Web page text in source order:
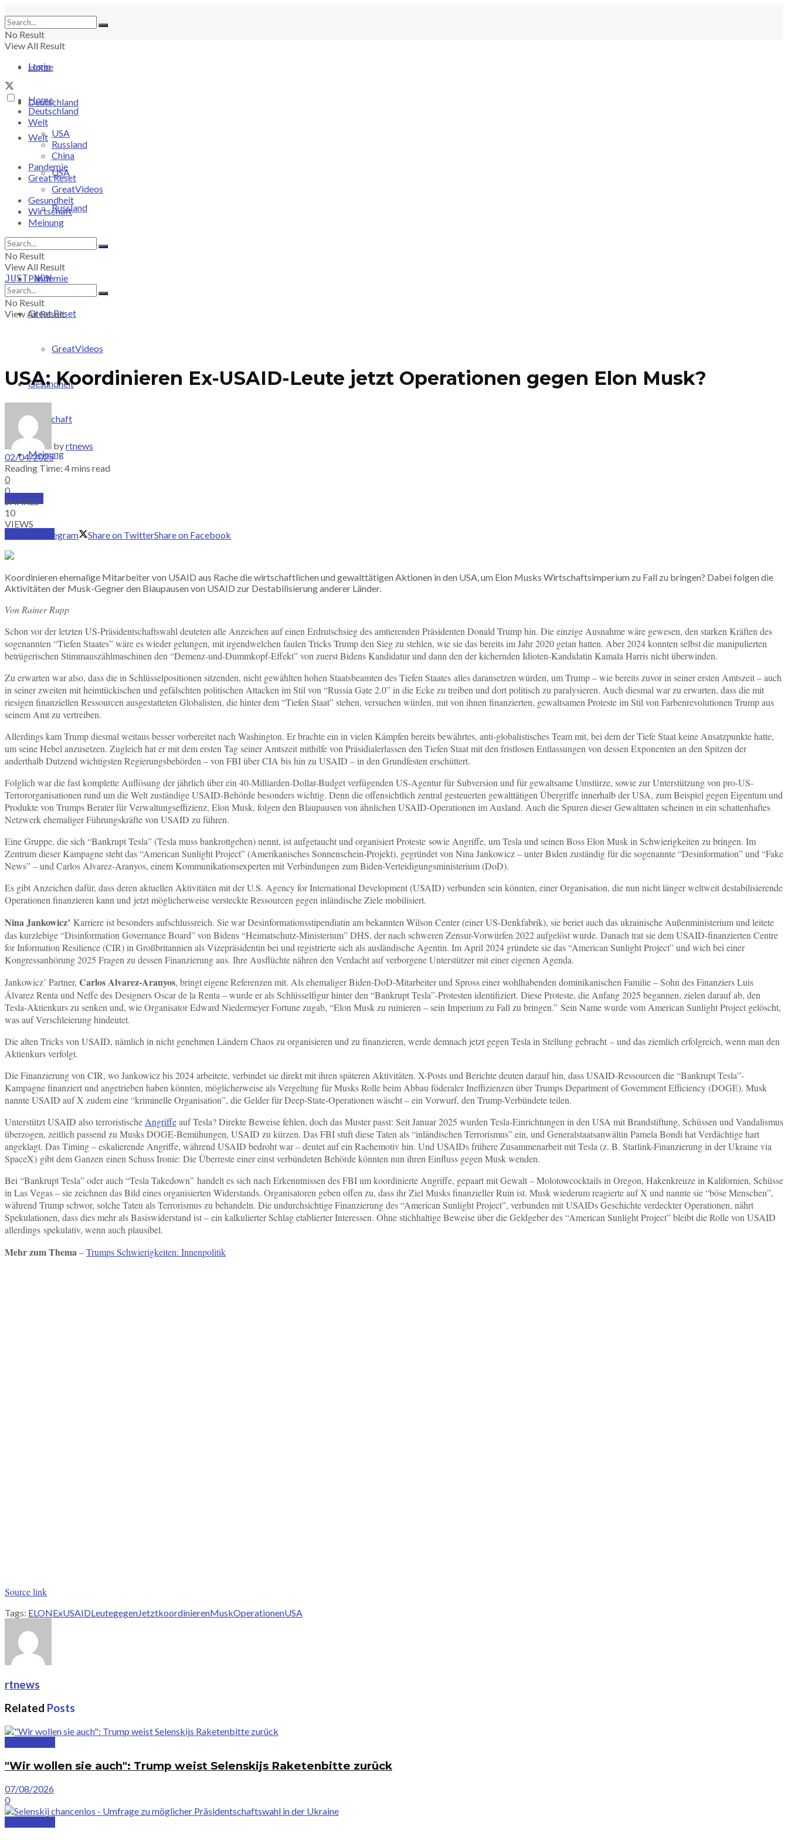
No Result
View All Result
Login
Home
Deutschland
Welt
USA
Russland
Pandemie
Great Reset
GreatVideos
Gesundheit
Wirtschaft
Meinung
PRICING
Home
Deutschland
Welt
USA
Russland
China
Pandemie
Great Reset
GreatVideos
Gesundheit
Wirtschaft
Meinung
No Result
View All Result
JUST-NOW
No Result
View All Result
USA: Koordinieren Ex-USAID-Leute jetzt Operationen gegen Elon Musk?
byrtnews
02/04/2025
Reading Time: 4 mins read
0
0
SHARES
10
VIEWS
Share on Telegram
Share on TwitterShare on Facebook
Koordinieren ehemalige Mitarbeiter von USAID aus Rache die wirtschaftlichen und gewalttätigen Aktionen in den USA, um Elon Musks Wirtschaftsimperium zu Fall zu bringen? Dabei folgen die
Aktivitäten der Musk-Gegner den Blaupausen von USAID zur Destabilisierung anderer Länder.
Von Rainer Rupp
Schon vor der letzten US-Präsidentschaftswahl deuteten alle Anzeichen auf einen Erdrutschsieg des amtierenden Präsidenten Donald Trump hin. Die einzige Ausnahme wäre gewesen, den starken Kräften des
sogenannten “Tiefen Staates” wäre es wieder gelungen, mit irgendwelchen faulen Tricks Trump den Sieg zu stehlen, wie sie das bereits im Jahr 2020 getan hatten. Aber 2024 konnten selbst die manipulierten
betrügerischen Stimmauszählmaschinen den “Demenz-und-Dummkopf-Effekt” von zuerst Bidens Kandidatur und dann den der kichernden Idioten-Kandidatin Kamala Harris nicht überwinden.
Zu erwarten war also, dass die in Schlüsselpositionen sitzenden, nicht gewählten hohen Staatsbeamten des Tiefen Staates alles daransetzen würden, um Trump – wie bereits zuvor in seiner ersten Amtszeit – auch
in seiner zweiten mit heimtückischen und gefälschten politischen Attacken im Stil von “Russia Gate 2.0” in die Ecke zu treiben und dort politisch zu paralysieren. Auch diesmal war zu erwarten, dass die mit
riesigen finanziellen Ressourcen ausgestatteten Globalisten, die hinter dem “Tiefen Staat” stehen, versuchen würden, mit von ihnen finanzierten, gewaltsamen Proteste im Stil von Farbenrevolutionen Trump aus
seinem Amt zu vertreiben.
Allerdings kam Trump diesmal weitaus besser vorbereitet nach Washington. Er brachte ein in vielen Kämpfen bereits bewährtes, anti-globalistisches Team mit, bei dem der Tiefe Staat keine Ansatzpunkte hatte,
um seine Hebel anzusetzen. Zugleich hat er mit dem ersten Tag seiner Amtszeit mithilfe von Präsidialerlassen den Tiefen Staat mit den fristlosen Entlassungen von dessen Exponenten an den Spitzen der
anderthalb Dutzend wichtigsten Regierungsbehörden – von FBI über CIA bis hin zu USAID – in den Grundfesten erschüttert.
Folglich war die fast komplette Auflösung der jährlich über ein 40-Milliarden-Dollar-Budget verfügenden US-Agentur für Subversion und für gewaltsame Umstürze, sowie zur Unterstützung von pro-US-
Terrororganisationen rund um die Welt zuständige USAID-Behörde besonders wichtig. Denn die offensichtlich zentral gesteuerten gewalttätigen Übergriffe innerhalb der USA, zum Beispiel gegen Eigentum und
Produkte von Trumps Berater für Verwaltungseffizienz, Elon Musk, folgen den Blaupausen von ähnlichen USAID-Operationen im Ausland. Auch die Spuren dieser Gewalttaten scheinen in ein schattenhaftes
Netzwerk ehemaliger Führungskräfte von USAID zu führen.
Eine Gruppe, die sich “Bankrupt Tesla” (Tesla muss bankrottgehen) nennt, ist aufgetaucht und organisiert Proteste sowie Angriffe, um Tesla und seinen Boss Elon Musk in Schwierigkeiten zu bringen. Im
Zentrum dieser Kampagne steht das “American Sunlight Project” (Amerikanisches Sonnenschein-Projekt), gegründet von Nina Jankowicz – unter Biden zuständig für die sogenannte “Desinformation” und “Fake
News” – und Carlos Alvarez-Aranyos, einem Kommunikationsexperten mit Verbindungen zum Biden-Verteidigungsministerium (DoD).
Es gibt Anzeichen dafür, dass deren aktuellen Aktivitäten mit der U.S. Agency for International Development (USAID) verbunden sein könnten, einer Organisation, die nun nicht länger weltweit destabilisierende
Operationen finanzieren kann und jetzt möglicherweise versteckte Ressourcen gegen inländische Ziele mobilisiert.
Nina Jankowicz’ Karriere ist besonders aufschlussreich. Sie war Desinformationsstipendiatin am bekannten Wilson Center (einer US-Denkfabrik), sie beriet auch das ukrainische Außenministerium und leitete
das kurzlebige “Disinformation Governance Board” von Bidens “Heimatschutz-Ministerium” DHS, der nach schweren Zensur-Vorwürfen 2022 aufgelöst wurde. Danach trat sie dem USAID-finanzierten Centre
for Information Resilience (CIR) in Großbritannien als Vizepräsidentin bei und registrierte sich als ausländische Agentin. Im April 2024 gründete sie das “American Sunlight Project” und wich bei einer
Kongressanhörung 2025 Fragen zu dessen Finanzierung aus. Ihre Ausflüchte nähren den Verdacht auf verborgene Unterstützer mit einer eigenen Agenda.
Jankowicz’ Partner, Carlos Alvarez-Aranyos, bringt eigene Referenzen mit. Als ehemaliger Biden-DoD-Mitarbeiter und Spross einer wohlhabenden dominikanischen Familie – Sohn des Finanziers Luis
Álvarez Renta und Neffe des Designers Oscar de la Renta – wurde er als Schlüsselfigur hinter den “Bankrupt Tesla”-Protesten identifiziert. Diese Proteste, die Anfang 2025 begannen, zielen darauf ab, den
Tesla-Aktienkurs zu senken und, wie Organisator Edward Niedermeyer Fortune zugab, “Elon Musk zu ruinieren – sein Imperium zu Fall zu bringen.” Sein Name wurde vom American Sunlight Project gelöscht,
was auf Verschleierung hindeutet.
Die alten Tricks von USAID, nämlich in nicht genehmen Ländern Chaos zu organisieren und zu finanzieren, werde demnach jetzt gegen Tesla in Stellung gebracht – und das ziemlich erfolgreich, wenn man den
Aktienkurs verfolgt.
Die Finanzierung von CIR, wo Jankowicz bis 2024 arbeitete, verbindet sie direkt mit ihren späteren Aktivitäten. X-Posts und Berichte deuten darauf hin, dass USAID-Ressourcen die “Bankrupt Tesla”-
Kampagne finanziert und angetrieben haben könnten, möglicherweise als Vergeltung für Musks Rolle beim Abbau föderaler Ineffizienzen über Trumps Department of Government Efficiency (DOGE). Musk
nannte USAID auf X zudem eine “kriminelle Organisation”, die Gelder für Deep-State-Operationen wäscht – ein Vorwurf, den Trump-Verbündete teilen.
Unterstützt USAID also terroristische Angriffeauf Tesla? Direkte Beweise fehlen, doch das Muster passt: Seit Januar 2025 wurden Tesla-Einrichtungen in den USA mit Brandstiftung, Schüssen und Vandalismus
überzogen, zeitlich passend zu Musks DOGE-Bemühungen, USAID zu kürzen. Das FBI stuft diese Taten als “inländischen Terrorismus” ein, und Generalstaatsanwältin Pamela Bondi hat Verdächtige hart
angeklagt. Das Timing – eskalierende Angriffe, während USAID bedroht war – deutet auf ein Rachemotiv hin. Und USAIDs frühere Zusammenarbeit mit Tesla (z. B. Starlink-Finanzierung in der Ukraine via
SpaceX) gibt dem Ganzen einen Schuss Ironie: Die Überreste einer einst verbündeten Behörde könnten nun ihren Einfluss gegen Musk wenden.
Bei “Bankrupt Tesla” oder auch “Tesla Takedown” handelt es sich nach Erkenntnissen des FBI um koordinierte Angriffe, gepaart mit Gewalt – Molotowcocktails in Oregon, Hakenkreuze in Kalifornien, Schüsse
in Las Vegas – sie zeichnen das Bild eines organisierten Widerstands. Organisatoren geben offen zu, dass ihr Ziel Musks finanzieller Ruin ist. Musk wiederum reagierte auf X und nannte sie “böse Menschen”,
während Trump schwor, solche Taten als Terrorismus zu behandeln. Die undurchsichtige Finanzierung des “American Sunlight Project”, verbunden mit USAIDs Geschichte verdeckter Operationen, nährt
Spekulationen, dass dies mehr als Basiswiderstand ist – ein kalkulierter Schlag etablierter Interessen. Ohne stichhaltige Beweise über die Geldgeber des “American Sunlight Project” bleibt die Rolle von USAID
allerdings spekulativ, wenn auch plausibel.
Mehr zum Thema–Trumps Schwierigkeiten: Innenpolitik
Source link
Tags: ELONExUSAIDLeutegegenJetztkoordinierenMuskOperationenUSA
rtnews
Related Posts
"Wir wollen sie auch": Trump weist Selenskijs Raketenbitte zurück
07/08/2026
0